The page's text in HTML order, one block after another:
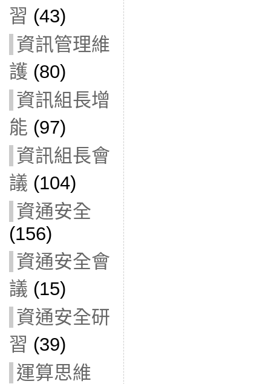
習 (43)
資訊管理維
護 (80)
資訊組長增
能 (97)
資訊組長會
議 (104)
資通安全
(156)
資通安全會
議 (15)
資通安全研
習 (39)
運算思維